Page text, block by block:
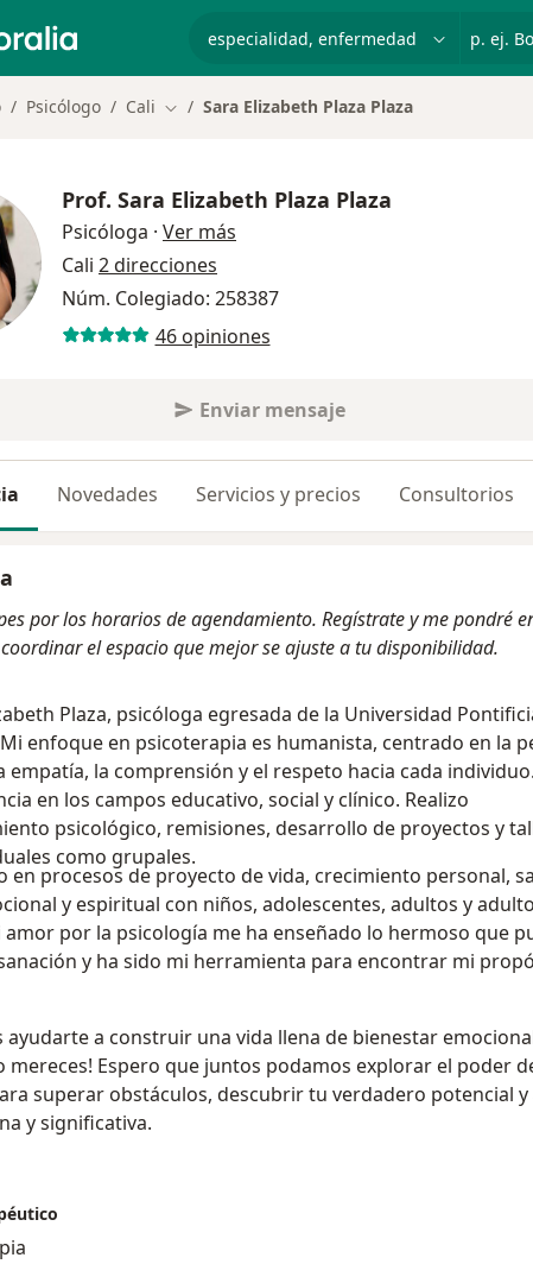
p. ej.
Psicólogo Cali Cambiar de ciudad
Sara Elizabeth Plaza Plaza
Prof. Sara Elizabeth Plaza Plaza
Psicóloga · Ver más
Cali 2 direcciones
Núm. Colegiado: 258387
46 opiniones
Enviar mensaje
Novedades Servicios y precios Consultorios
por los horarios de agendamiento. Regístrate y me pondré
el espacio que mejor se ajuste a tu disponibilidad.
Plaza, psicóloga egresada de la Universidad
enfoque en psicoterapia es humanista, centrado en la
empatía, la comprensión y el respeto hacia cada
en los campos educativo, social y clínico. Realizo
psicológico, remisiones, desarrollo de proyectos y
como grupales.
en procesos de proyecto de vida, crecimiento personal,
y espiritual con niños, adolescentes, adultos y
amor por la psicología me ha enseñado lo hermoso que
y ha sido mi herramienta para encontrar mi
ayudarte a construir una vida llena de bienestar
mereces! Espero que juntos podamos explorar el poder
superar obstáculos, descubrir tu verdadero potencial y
y significativa.